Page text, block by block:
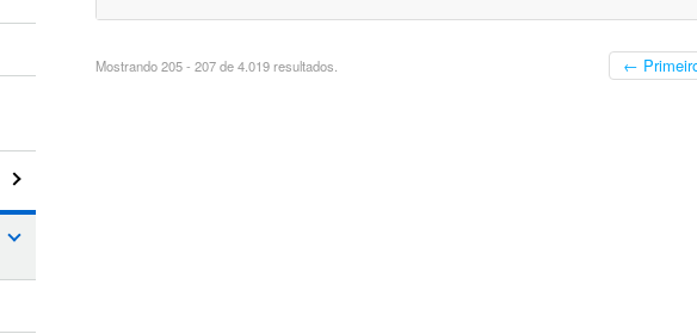
Mostrando 205 - 207 de 4.019 resultados. ←